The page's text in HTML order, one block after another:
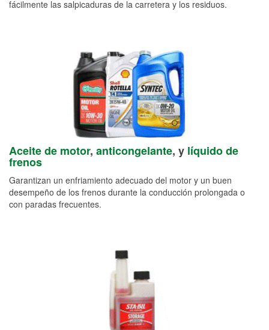
fácilmente las salpicaduras de la carretera y los residuos.
Aceite de motor, anticongelante, y líquido de
frenos
Garantizan un enfriamiento adecuado del motor y un buen
desempeño de los frenos durante la conducción prolongada o
con paradas frecuentes.